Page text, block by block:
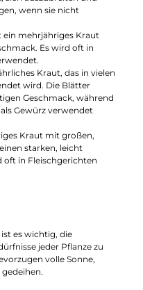
wenn sie nicht
ein mehrjähriges Kraut
Es wird oft in
Kraut, das in vielen
wird. Die Blätter
Geschmack, während
Gewürz verwendet
Kraut mit großen,
starken, leicht
oft in Fleischgerichten
es wichtig, die
jeder Pflanze zu
volle Sonne,